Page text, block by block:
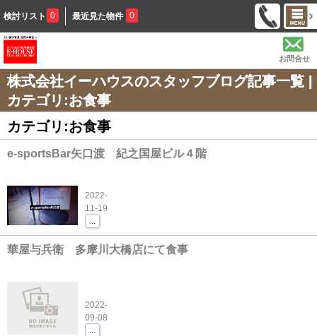
検討リスト 0 最近見た物件 0
お問合せ
株式会社イーハウスのスタッフブログ記事一覧 |
カテゴリ:お食事
カテゴリ:お食事
e-sportsBar矢口渡 紀之国屋ビル４階
2022-
11-19
...
華屋与兵衛 多摩川大橋店にて食事
2022-
09-08
...